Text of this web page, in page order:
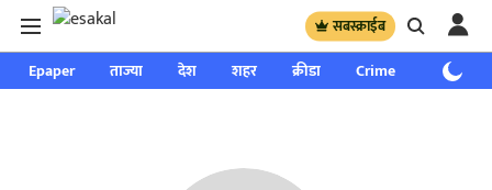
सबस्क्राईब
Epaper ताज्या देश शहर क्रीडा Crime साप्ताहिक